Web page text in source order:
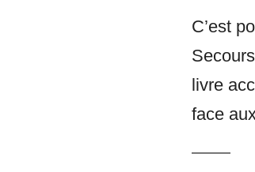
C’est
livre
face